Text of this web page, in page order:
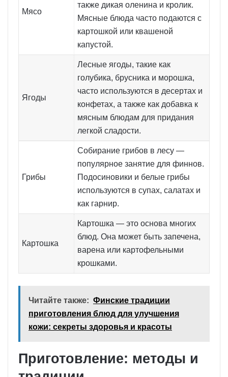
Мясо
также дикая оленина и кролик.
Мясные блюда часто подаются с
картошкой или квашеной
капустой.
Ягоды
Лесные ягоды, такие как
голубика, брусника и морошка,
часто используются в десертах и
конфетах, а также как добавка к
мясным блюдам для придания
легкой сладости.
Грибы
Собирание грибов в лесу —
популярное занятие для финнов.
Подосиновики и белые грибы
используются в супах, салатах и
как гарнир.
Картошка
Картошка — это основа многих
блюд. Она может быть запечена,
варена или картофельными
крошками.
Читайте также: Финские традиции
приготовления блюд для улучшения
кожи: секреты здоровья и красоты
Приготовление: методы и